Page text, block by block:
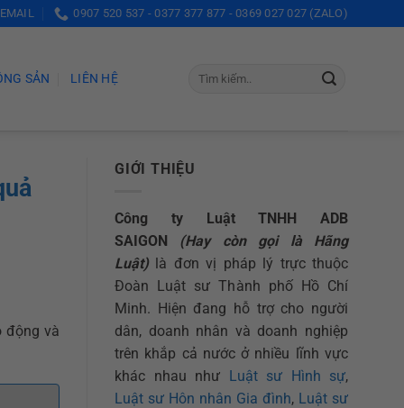
0907 520 537 - 0377 377 877 - 0369 027 027 (ZALO)
SẢN LIÊN HỆ
động và
GIỚI THIỆU
Công ty Luật TNHH ADB
SAIGON
(Hay còn gọi là Hãng
Luật) là đơn vị pháp lý trực thuộc
Đoàn Luật sư Thành phố Hồ Chí
Minh. Hiện đang hỗ trợ cho người
dân, doanh nhân và doanh nghiệp
trên khắp cả nước ở nhiều lĩnh vực
khác nhau như Luật sư Hình sự,
Luật sư Hôn nhân Gia đình, Luật sư